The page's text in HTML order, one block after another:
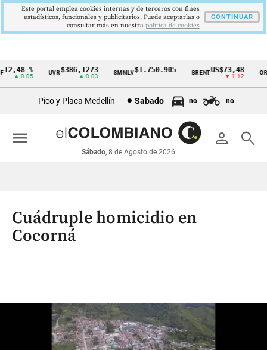
Cintillo
económicos
Colombia
%
▲ 0.05
UVR$386,1273
▲ 0.03
SMMLV$1.750.905 BRENTUS$73,48
▼ 1.12
ORO
Pico y Placa Medellín Sabado no no
person search
Sábado, 8 de Agosto de 2026
menu
Cuádruple homicidio en
Cocorná
Este portal emplea cookies internas y de terceros con fines
estadísticos, funcionales y publicitarios. Puede aceptarlas o
consultar más en nuestra politica de cookies
CONTINUAR